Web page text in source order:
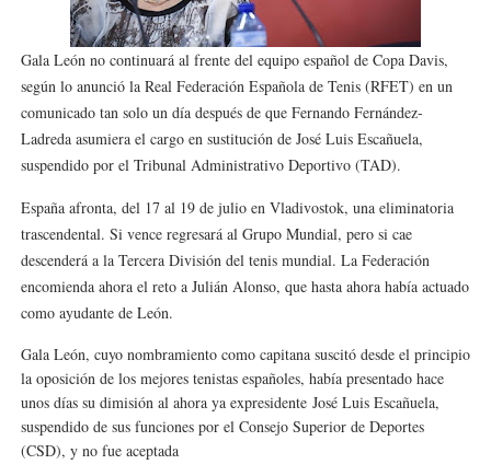
Tour de Francia masculino 2026 - Tadej Pogacar
Mundial de Fórmula 1 2026 - Lando Norris consigue
Campeonato de Europa de saltos 2026 (París,
Gala León no continuará al frente del equipo español de Copa Davis,
según lo anunció la Real Federación Española de Tenis (RFET) en un
comunicado tan solo un día después de que Fernando Fernández-
Ladreda asumiera el cargo en sustitución de José Luis Escañuela,
suspendido por el Tribunal Administrativo Deportivo (TAD).
España afronta, del 17 al 19 de julio en Vladivostok, una eliminatoria
trascendental. Si vence regresará al Grupo Mundial, pero si cae
descenderá a la Tercera División del tenis mundial. La Federación
encomienda ahora el reto a Julián Alonso, que hasta ahora había actuado
como ayudante de León.
Gala León, cuyo nombramiento como capitana suscitó desde el principio
la oposición de los mejores tenistas españoles, había presentado hace
unos días su dimisión al ahora ya expresidenteJosé Luis Escañuela,
suspendido de sus funciones por el Consejo Superior de Deportes
(CSD), y no fue aceptada